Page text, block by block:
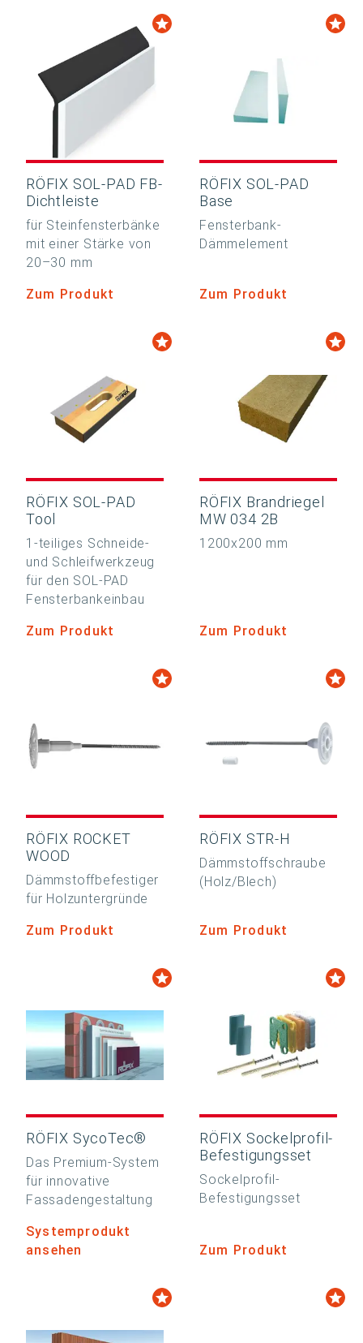
RÖFIX SOL-PAD FB-
Dichtleiste
für Steinfensterbänke
mit einer Stärke von
20–30 mm
Zum Produkt
RÖFIX SOL-PAD
Base
Fensterbank-
Dämmelement
Zum Produkt
RÖFIX SOL-PAD
Tool
1-teiliges Schneide-
und Schleifwerkzeug
für den SOL-PAD
Fensterbankeinbau
Zum Produkt
RÖFIX Brandriegel
MW 034 2B
1200x200 mm
Zum Produkt
RÖFIX ROCKET
WOOD
Dämmstoffbefestiger
für Holzuntergründe
Zum Produkt
RÖFIX STR-H
Dämmstoffschraube
(Holz/Blech)
Zum Produkt
RÖFIX SycoTec®
Das Premium-System
für innovative
Fassadengestaltung
Systemprodukt
ansehen
RÖFIX Sockelprofil-
Befestigungsset
Sockelprofil-
Befestigungsset
Zum Produkt